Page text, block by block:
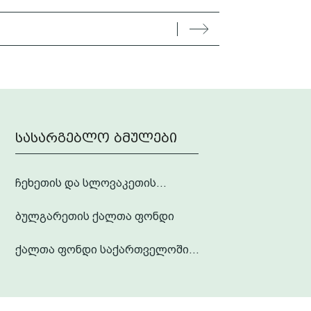
სასარგებლო ბმულები
ჩეხეთის და სლოვაკეთის...
ბულგარეთის ქალთა ფონდი
ქალთა ფონდი საქართველოში...